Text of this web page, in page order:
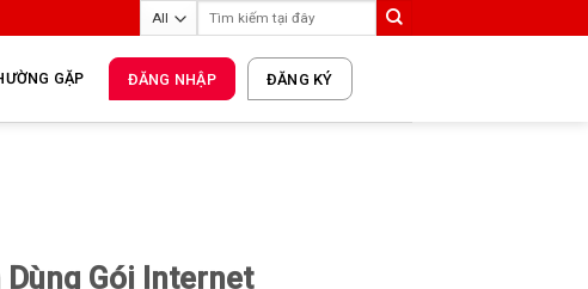
GẶP ĐĂNG NHẬP ĐĂNG KÝ
Dùng Gói Internet